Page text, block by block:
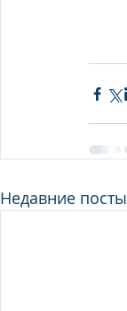
Недавние посты